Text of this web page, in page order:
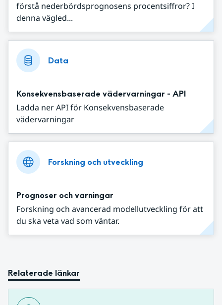
förstå nederbördsprognosens procentsiffror? I
denna vägled...
Data
Konsekvensbaserade vädervarningar - API
Ladda ner API för Konsekvensbaserade
vädervarningar
Forskning och utveckling
Prognoser och varningar
Forskning och avancerad modellutveckling för att
du ska veta vad som väntar.
Relaterade länkar